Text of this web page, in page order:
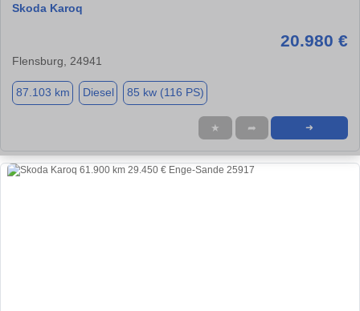
Skoda Karoq
20.980 €
Flensburg, 24941
87.103 km Diesel 85 kw (116 PS)
★ ➦ ➜